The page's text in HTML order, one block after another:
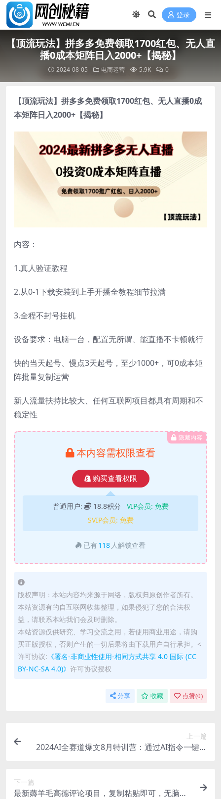
登录
【顶流玩法】拼多多免费领取1700红包、无人直
播0成本矩阵日入2000+【揭秘】
2024-08-05 电商运营 5.9K 0
【顶流玩法】拼多多免费领取1700红包、 无人直播0成
本矩阵日入2000+【揭秘】
内容：
1.真人验证教程
2.从0-1下载安装到上手开播全教程细节拉满
3.全程不封号挂机
设备要求：电脑一台，配置无所谓、能直播不卡顿就行
快的当天起号、慢点3天起号，至少1000+，可0成本矩
阵批量复制运营
新人流量扶持比较大、任何互联网项目都具有周期和不
稳定性
隐藏内容
本内容需权限查看
购买查看权限
普通用户: 18.8积分 VIP会员: 免费
SVIP会员: 免费
已有 118 人解锁查看
版权声明：本站内容均来源于网络，版权归原创作者所有。
本站资源有的自互联网收集整理，如果侵犯了您的合法权
益，请联系本站我们会及时删除。
本站资源仅供研究、学习交流之用，若使用商业用途，请购
买正版授权，否则产生的一切后果将由下载用户自行承担。<
许可协议: 《署名-非商业性使用-相同方式共享 4.0 国际 (CC
BY-NC-SA 4.0)》 许可协议授权
分享 收藏 点赞(0)
上一篇
2024AI全赛道爆文8月特训营：通过AI指令一键输
下一篇
最新薅羊毛高德评论项目，复制粘贴即可，无脑操